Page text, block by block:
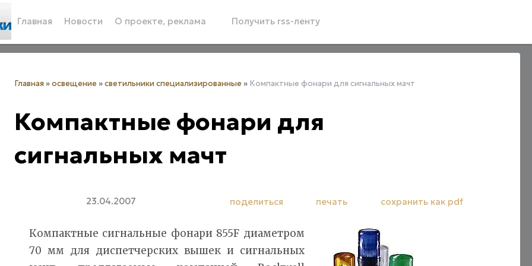
Главная Новости О проекте, реклама Получить rss-ленту
Главная »освещение »светильники специализированные » Компактные фонари для сигнальных мачт
Компактные фонари для
сигнальных мачт
23.04.2007 поделиться печать сохранить как pdf
Компактные сигнальные фонари 855F диаметром
70 мм для диспетчерских вышек и сигнальных